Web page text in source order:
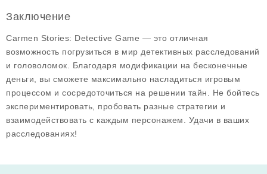
Заключение
Carmen Stories: Detective Game — это отличная
возможность погрузиться в мир детективных расследований
и головоломок. Благодаря модификации на бесконечные
деньги , вы сможете максимально насладиться игровым
процессом и сосредоточиться на решении тайн. Не бойтесь
экспериментировать, пробовать разные стратегии и
взаимодействовать с каждым персонажем. Удачи в ваших
расследованиях!